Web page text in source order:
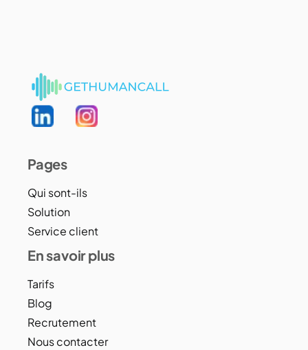
Pages
Qui sont-ils
Solution
Service client
En savoir plus
Tarifs
Blog
Recrutement
Nous contacter